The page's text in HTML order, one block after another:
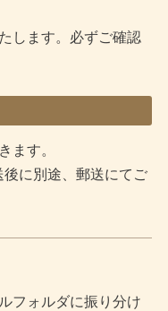
します。必ずご確認
ます。
に別途、郵送にてご
フォルダに振り分け